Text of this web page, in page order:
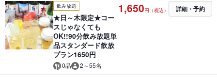
飲み放題
★日～木限定★コー
スじゃなくても
OK!!90分飲み放題単
品スタンダード飲放
プラン1650円
0品 2～55名
1,650円（税込） 詳細・予約